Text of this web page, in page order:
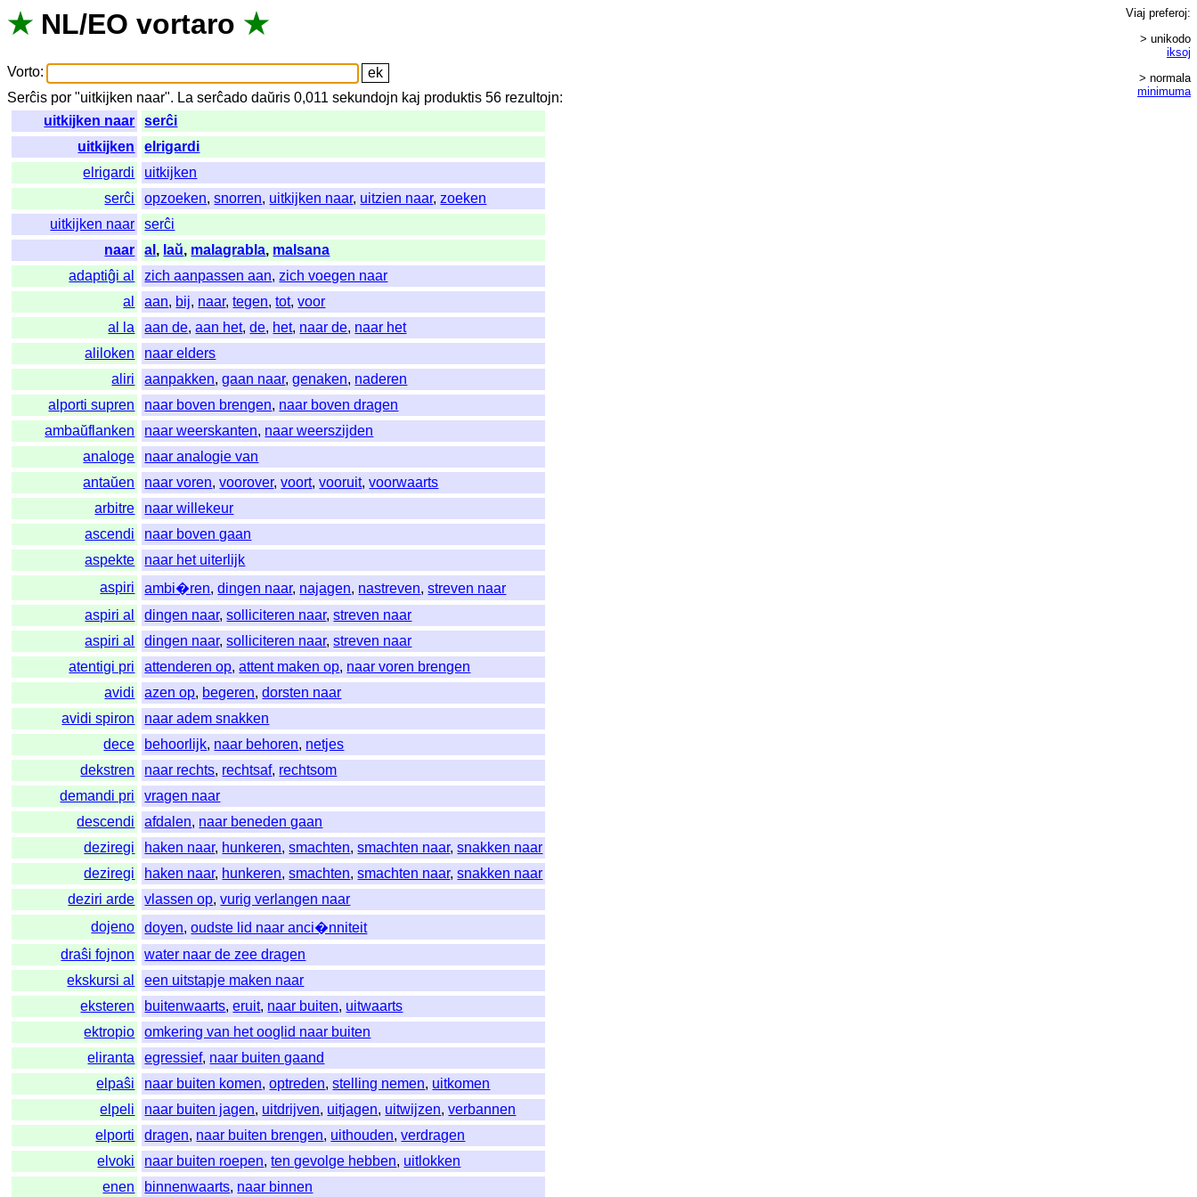
★ NL/EO vortaro ★
Vorto:
Serĉis por "uitkijken naar". La serĉado daŭris 0,011sekundojn kaj produktis 56 rezultojn:
uitkijken naar
serĉi
uitkijken
elrigardi
elrigardi
uitkijken
serĉi
opzoeken,snorren, uitkijken naar, uitzien naar,zoeken
uitkijken naar
serĉi
naar
al , laŭ, malagrabla, malsana
adaptiĝi al
zich aanpassen aan,zich voegen naar
al
aan, bij, naar,tegen,tot,voor
al la
aan de,aan het,de, het, naar de, naar het
aliloken
naar elders
aliri
aanpakken,gaan naar,genaken, naderen
alporti supren
naar boven brengen, naar boven dragen
ambaŭflanken
naar weerskanten, naar weerszijden
analoge
naar analogie van
antaŭen
naar voren,voorover,voort,vooruit,voorwaarts
arbitre
naar willekeur
ascendi
naar boven gaan
aspekte
naar het uiterlijk
aspiri
ambi�ren,dingen naar, najagen, nastreven,streven naar
aspiri al
dingen naar,solliciteren naar,streven naar
aspiri al
dingen naar,solliciteren naar,streven naar
atentigi pri
attenderen op,attent maken op, naar voren brengen
avidi
azen op, begeren,dorsten naar
avidi spiron
naar adem snakken
dece
behoorlijk, naar behoren, netjes
dekstren
naar rechts, rechtsaf, rechtsom
demandi pri
vragen naar
descendi
afdalen, naar beneden gaan
deziregi
haken naar, hunkeren,smachten,smachten naar,snakken naar
deziregi
haken naar, hunkeren,smachten,smachten naar,snakken naar
deziri arde
vlassen op,vurig verlangen naar
dojeno
doyen,oudste lid naar anci�nniteit
draŝi fojnon
water naar de zee dragen
ekskursi al
een uitstapje maken naar
eksteren
buitenwaarts,eruit, naar buiten, uitwaarts
ektropio
omkering van het ooglid naar buiten
eliranta
egressief, naar buiten gaand
elpaŝi
naar buiten komen,optreden,stelling nemen, uitkomen
elpeli
naar buiten jagen, uitdrijven, uitjagen, uitwijzen,verbannen
elporti
dragen, naar buiten brengen, uithouden,verdragen
elvoki
naar buiten roepen,ten gevolge hebben, uitlokken
enen
binnenwaarts, naar binnen
Viaj preferoj:
> unikodo
iksoj
> normala
minimuma